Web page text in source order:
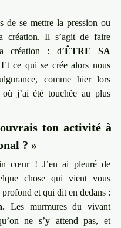
de se mettre la pression ou
création. Il s’agit de faire
création : d’ÊTRE SA
ce qui se crée alors nous
comme hier lors
où j’ai été touchée au plus
ton activité à
? »
cœur ! J’en ai pleuré de
chose qui vient vous
Les murmures du vivant
ne s’y attend pas, et